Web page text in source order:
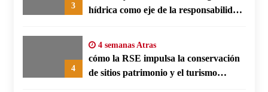
3
hídrica como eje de la responsabilidad
4
4 semanas Atras
cómo la RSE impulsa la conservación
de sitios patrimonio y el turismo